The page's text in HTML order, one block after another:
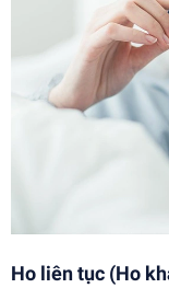
Ho liên tục (Ho